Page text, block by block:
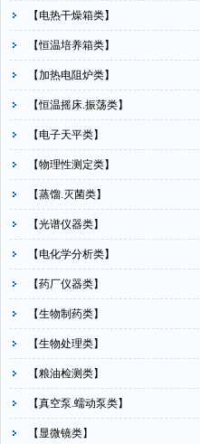
【电热干燥箱类】
【恒温培养箱类】
【加热电阻炉类】
【恒温摇床.振荡类】
【电子天平类】
【物理性测定类】
【蒸馏.灭菌类】
【光谱仪器类】
【电化学分析类】
【药厂仪器类】
【生物制药类】
【生物处理类】
【粮油检测类】
【真空泵.蠕动泵类】
【显微镜类】